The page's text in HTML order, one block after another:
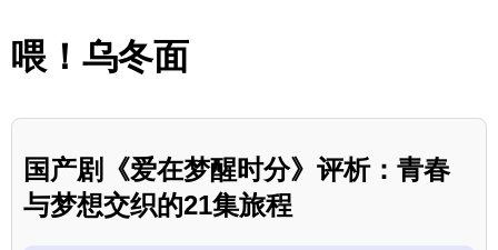
喂！乌冬面
国产剧《爱在梦醒时分》评析：青春
与梦想交织的21集旅程